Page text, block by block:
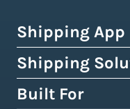
Shipping App
How Easyship Works
Multi-Carrier
Shipping
Global Fulfillment
Built For